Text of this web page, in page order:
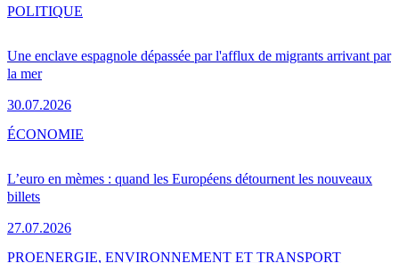
Une enclave espagnole dépassée par l'afflux de migrants arrivant par
la mer
30.07.2026
POLITIQUE
L’euro en mèmes : quand les Européens détournent les nouveaux
billets
27.07.2026
ÉCONOMIE
PROENERGIE, ENVIRONNEMENT ET TRANSPORT